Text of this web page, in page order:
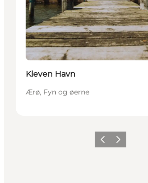
Kleven Havn
Ærø, Fyn og øerne
ForrigeNæste